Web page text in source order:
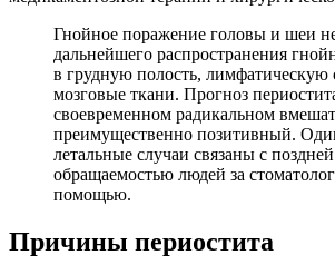
Гнойное поражение головы и шеи
дальнейшего распространения
в грудную полость, лимфатическую
мозговые ткани. Прогноз
своевременном радикальном
преимущественно позитивный.
летальные случаи связаны с поздней
обращаемостью людей за
помощью.
Причины периостита